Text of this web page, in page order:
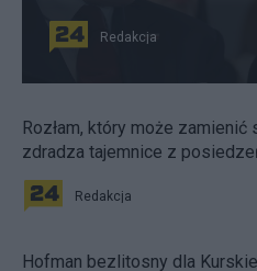
Redakcja
Rozłam, który może
zdradza tajemnice z
Redakcja
Hofman bezlitosny dla